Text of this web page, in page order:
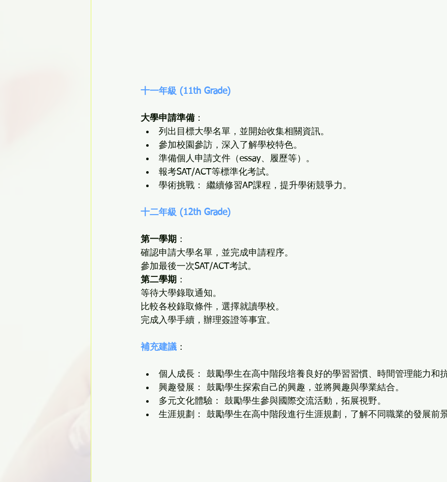
十一年級 (11th Grade)
大學申請準備：
列出目標大學名單，並開始收集相關資訊。
參加校園參訪，深入了解學校特色。
準備個人申請文件（essay、履歷等）。
報考SAT/ACT等標準化考試。
學術挑戰： 繼續修習AP課程，提升學術競爭力。
十二年級 (12th Grade)
第一學期 ：
確認申請大學名單，並完成申請程序。
參加最後一次SAT/ACT考試。
第二學期 ：
等待大學錄取通知。
比較各校錄取條件，選擇就讀學校。
完成入學手續，辦理簽證等事宜。
補充建議 ：
個人成長： 鼓勵學生在高中階段培養良好的學習習慣、時間管理能力和
興趣發展： 鼓勵學生探索自己的興趣，並將興趣與學業結合。
多元文化體驗： 鼓勵學生參與國際交流活動，拓展視野。
生涯規劃： 鼓勵學生在高中階段進行生涯規劃，了解不同職業的發展前